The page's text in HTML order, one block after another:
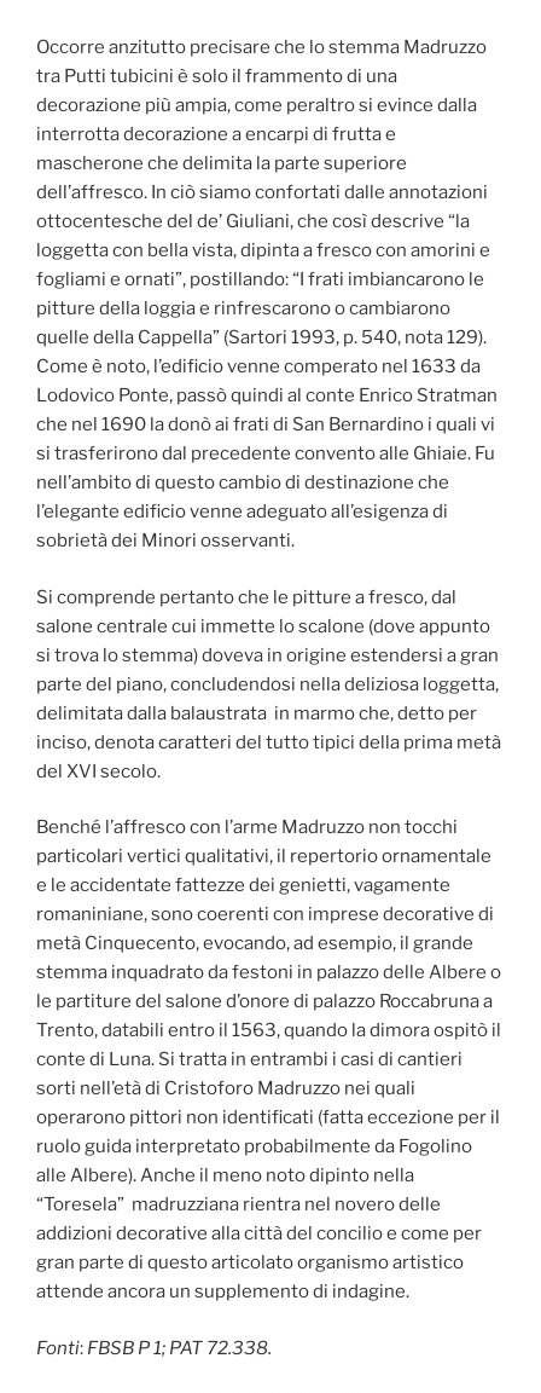
Occorre anzitutto precisare che lo stemma Madruzzo
tra Putti tubicini è solo il frammento di una
decorazione più ampia, come peraltro si evince dalla
interrotta decorazione a encarpi di frutta e
mascherone che delimita la parte superiore
dell’affresco. In ciò siamo confortati dalle annotazioni
ottocentesche del de’ Giuliani, che così descrive “la
loggetta con bella vista, dipinta a fresco con amorini e
fogliami e ornati”, postillando: “I frati imbiancarono le
pitture della loggia e rinfrescarono o cambiarono
quelle della Cappella” (Sartori 1993, p. 540, nota 129).
Come è noto, l’edificio venne comperato nel 1633 da
Lodovico Ponte, passò quindi al conte Enrico Stratman
che nel 1690 la donò ai frati di San Bernardino i quali vi
si trasferirono dal precedente convento alle Ghiaie. Fu
nell’ambito di questo cambio di destinazione che
l’elegante edificio venne adeguato all’esigenza di
sobrietà dei Minori osservanti.
Si comprende pertanto che le pitture a fresco, dal
salone centrale cui immette lo scalone (dove appunto
si trova lo stemma) doveva in origine estendersi a gran
parte del piano, concludendosi nella deliziosa loggetta,
delimitata dalla balaustrata in marmo che, detto per
inciso, denota caratteri del tutto tipici della prima metà
del XVI secolo.
Benché l’affresco con l’arme Madruzzo non tocchi
particolari vertici qualitativi, il repertorio ornamentale
e le accidentate fattezze dei genietti, vagamente
romaniniane, sono coerenti con imprese decorative di
metà Cinquecento, evocando, ad esempio, il grande
stemma inquadrato da festoni in palazzo delle Albere o
le partiture del salone d’onore di palazzo Roccabruna a
Trento, databili entro il 1563, quando la dimora ospitò il
conte di Luna. Si tratta in entrambi i casi di cantieri
sorti nell’età di Cristoforo Madruzzo nei quali
operarono pittori non identificati (fatta eccezione per il
ruolo guida interpretato probabilmente da Fogolino
alle Albere). Anche il meno noto dipinto nella
“Toresela” madruzziana rientra nel novero delle
addizioni decorative alla città del concilio e come per
gran parte di questo articolato organismo artistico
attende ancora un supplemento di indagine.
Fonti: FBSB P 1; PAT 72.338.